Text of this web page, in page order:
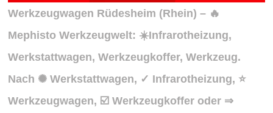
Werkzeugwagen Rüdesheim (Rhein) – 🔥
Mephisto Werkzeugwelt: ☀️Infrarotheizung,
Werkstattwagen, Werkzeugkoffer, Werkzeug.
Nach ✺ Werkstattwagen, ✓ Infrarotheizung, ⭐
Werkzeugwagen, ☑️ Werkzeugkoffer oder ⇒